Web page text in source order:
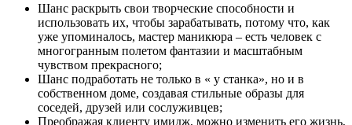
Шанс раскрыть свои творческие способности и
использовать их, чтобы зарабатывать, потому что, как
уже упоминалось, мастер маникюра – есть человек с
многогранным полетом фантазии и масштабным
чувством прекрасного;
Шанс подработать не только в « у станка», но и в
собственном доме, создавая стильные образы для
соседей, друзей или сослуживцев;
Преображая клиенту имидж, можно изменить его жизнь,